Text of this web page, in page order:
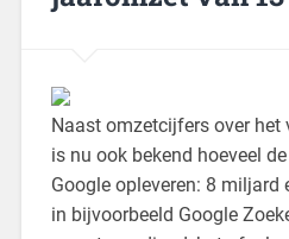
Naast omzetcijfers over
is nu ook bekend hoeveel
Google opleveren: 8 miljard
in bijvoorbeeld Google